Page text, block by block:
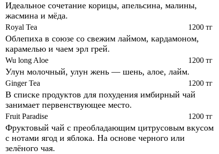
Идеальное сочетание корицы, апельсина, малины,
жасмина и мёда.
Royal Tea 1200 тг
Облепиха в союзе со свежим лаймом, кардамоном,
карамелью и чаем эрл грей.
Wu long Aloe 1200 тг
Улун молочный, улун жень — шень, алое, лайм.
Ginger Tea 1200 тг
В списке продуктов для похудения имбирный чай
занимает первенствующее место.
Fruit Paradise 1200 тг
Фруктовый чай с преобладающим цитрусовым вкусом
с нотами ягод и яблока. На основе черного или
зелёного чая.